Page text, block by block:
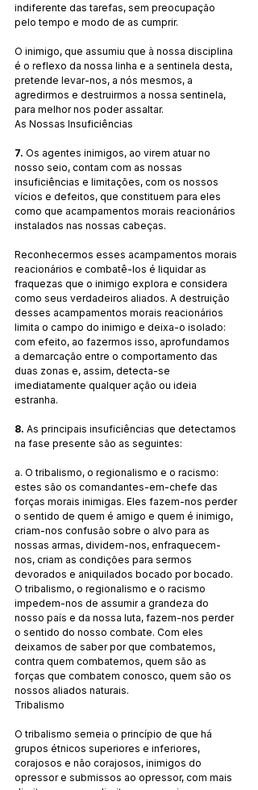
indiferente das tarefas, sem preocupação
pelo tempo e modo de as cumprir.
O inimigo, que assumiu que à nossa disciplina
é o reflexo da nossa linha e a sentinela desta,
pretende levar-nos, a nós mesmos, a
agredirmos e destruirmos a nossa sentinela,
para melhor nos poder assaltar.
As Nossas Insuficiências
7. Os agentes inimigos, ao virem atuar no
nosso seio, contam com as nossas
insuficiências e limitações, com os nossos
vícios e defeitos, que constituem para eles
como que acampamentos morais reacionários
instalados nas nossas cabeças.
Reconhecermos esses acampamentos morais
reacionários e combatê-los é liquidar as
fraquezas que o inimigo explora e considera
como seus verdadeiros aliados. A destruição
desses acampamentos morais reacionários
limita o campo do inimigo e deixa-o isolado:
com efeito, ao fazermos isso, aprofundamos
a demarcação entre o comportamento das
duas zonas e, assim, detecta-se
imediatamente qualquer ação ou ideia
estranha.
8. As principais insuficiências que detectamos
na fase presente são as seguintes:
a. O tribalismo, o regionalismo e o racismo:
estes são os comandantes-em-chefe das
forças morais inimigas. Eles fazem-nos perder
o sentido de quem é amigo e quem é inimigo,
criam-nos confusão sobre o alvo para as
nossas armas, dividem-nos, enfraquecem-
nos, criam as condições para sermos
devorados e aniquilados bocado por bocado.
O tribalismo, o regionalismo e o racismo
impedem-nos de assumir a grandeza do
nosso país e da nossa luta, fazem-nos perder
o sentido do nosso combate. Com eles
deixamos de saber por que combatemos,
contra quem combatemos, quem são as
forças que combatem conosco, quem são os
nossos aliados naturais.
Tribalismo
O tribalismo semeia o princípio de que há
grupos étnicos superiores e inferiores,
corajosos e não corajosos, inimigos do
opressor e submissos ao opressor, com mais